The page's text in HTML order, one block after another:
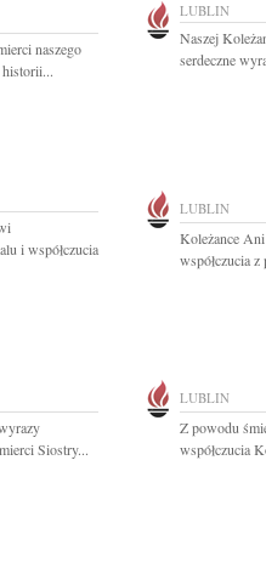
naszego
LUBLIN
Naszej
serdeczne
i współczucia
LUBLIN
Koleżance
współczucia
Siostry...
LUBLIN
Z powodu
współczucia